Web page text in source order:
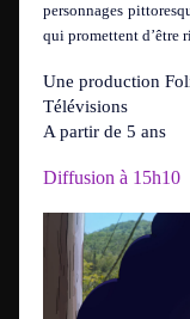
personnages
qui promettent d’être
Une production
Télévisions
A partir de 5 ans
Diffusion à 15h10